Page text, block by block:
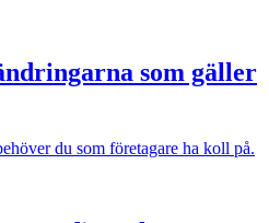
som gäller
du som företagare ha koll på.